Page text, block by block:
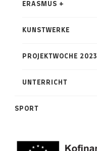
ERASMUS +
KUNSTWERKE
PROJEKTWOCHE 2023
UNTERRICHT
SPORT